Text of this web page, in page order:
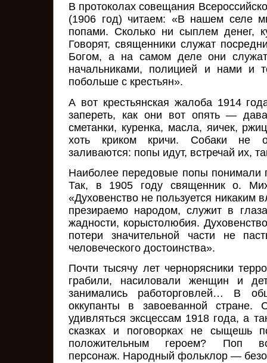
В протоколах совещания
(1906 год) читаем: «В нашем селе
попами. Сколько ни сыплем денег,
Говорят, священники служат
Богом, а на самом деле они
начальниками, полицией и нами и
побольше с крестьян».
А вот крестьянская жалоба 1914
запереть, как они вот опять —
сметанки, куренка, масла, яичек,
хоть криком кричи. Собаки не
заливаются: попы идут, встречай их,
Наиболее передовые попы понимали
Так, в 1905 году священник о.
«Духовенство не пользуется никаким
презираемо народом, служит в
жадности, корыстолюбия.
потери значительной части не
человеческого достоинства».
Почти тысячу лет чернорясники
грабили, насиловали женщин и
занимались работорговлей… В
оккупанты в завоеванной стране.
удивляться эксцессам 1918 года, а
сказках и поговорках не сыщешь
положительным героем? Поп
персонаж. Народный фольклор —